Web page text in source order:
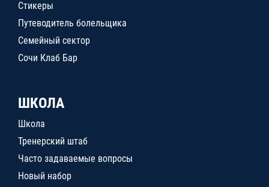
Стикеры
Путеводитель болельщика
Семейный сектор
Сочи Клаб Бар
ШКОЛА
Школа
Тренерский штаб
Часто задаваемые вопросы
Новый набор